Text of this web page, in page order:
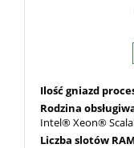
Ilość gniazd
Rodzina
Intel® Xeon®
Liczba slotów